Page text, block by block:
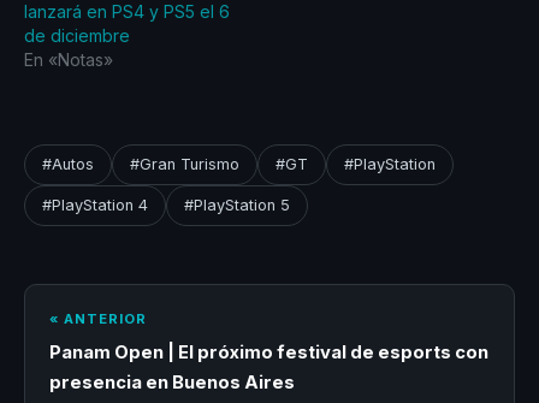
lanzará en PS4 y PS5 el 6
de diciembre
En «Notas»
#Autos #Gran Turismo #GT #PlayStation
#PlayStation 4 #PlayStation 5
« ANTERIOR
Panam Open | El próximo festival de esports con
presencia en Buenos Aires